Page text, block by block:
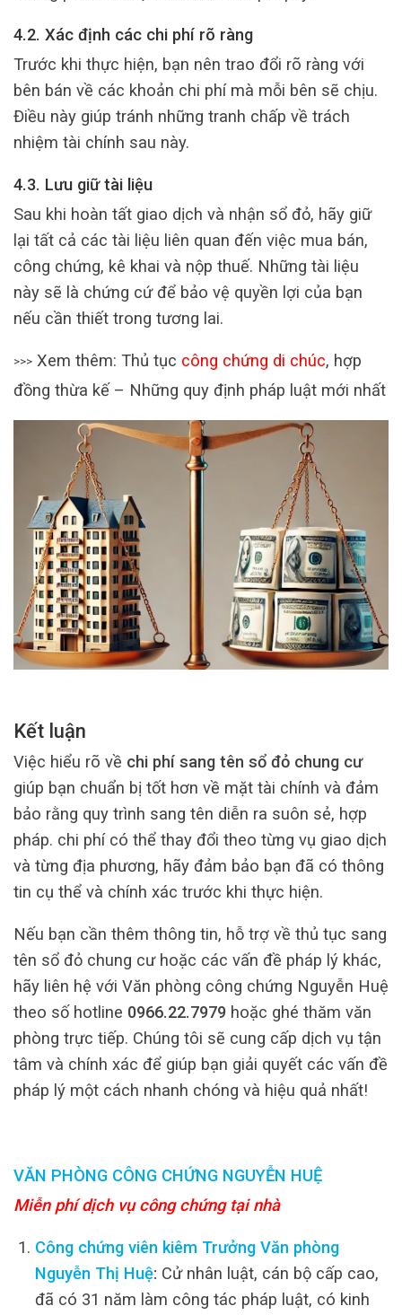
4.2. Xác định các chi phí rõ ràng
Trước khi thực hiện, bạn nên trao đổi rõ ràng với
bên bán về các khoản chi phí mà mỗi bên sẽ chịu.
Điều này giúp tránh những tranh chấp về trách
nhiệm tài chính sau này.
4.3. Lưu giữ tài liệu
Sau khi hoàn tất giao dịch và nhận sổ đỏ, hãy giữ
lại tất cả các tài liệu liên quan đến việc mua bán,
công chứng, kê khai và nộp thuế. Những tài liệu
này sẽ là chứng cứ để bảo vệ quyền lợi của bạn
nếu cần thiết trong tương lai.
>>> Xem thêm: Thủ tục công chứng di chúc, hợp
đồng thừa kế – Những quy định pháp luật mới nhất
Kết luận
Việc hiểu rõ về chi phí sang tên sổ đỏ chung cư
giúp bạn chuẩn bị tốt hơn về mặt tài chính và đảm
bảo rằng quy trình sang tên diễn ra suôn sẻ, hợp
pháp. chi phí có thể thay đổi theo từng vụ giao dịch
và từng địa phương, hãy đảm bảo bạn đã có thông
tin cụ thể và chính xác trước khi thực hiện.
Nếu bạn cần thêm thông tin, hỗ trợ về thủ tục sang
tên sổ đỏ chung cư hoặc các vấn đề pháp lý khác,
hãy liên hệ với Văn phòng công chứng Nguyễn Huệ
theo số hotline 0966.22.7979 hoặc ghé thăm văn
phòng trực tiếp. Chúng tôi sẽ cung cấp dịch vụ tận
tâm và chính xác để giúp bạn giải quyết các vấn đề
pháp lý một cách nhanh chóng và hiệu quả nhất!
VĂN PHÒNG CÔNG CHỨNG NGUYỄN HUỆ
Miễn phí dịch vụ công chứng tại nhà
Công chứng viên kiêm Trưởng Văn phòng
Nguyễn Thị Huệ: Cử nhân luật, cán bộ cấp cao,
đã có 31 năm làm công tác pháp luật, có kinh